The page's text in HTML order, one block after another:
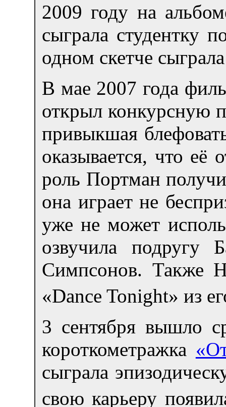
2009 году на
сыграла студентку
одном скетче
В мае 2007 года
открыл конкурсную
привыкшая
оказывается, что её
роль Портман
она играет не
уже не может
озвучила подругу
Симпсонов. Также
«Dance Tonight» из
3 сентября вышло
короткометражка
сыграла
свою карьеру